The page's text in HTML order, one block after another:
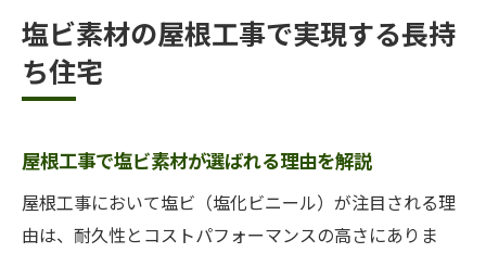
屋根工事における塩ビ選びの重要ポイント
屋根工事で塩ビを選ぶ際のチェックリスト
塩ビ屋根工事に欠かせない施工準備とは
塩ビ屋根工事の専門業者選定の着眼点
屋根工事の現場で重視すべき塩ビの性能
耐久性重視なら塩ビ屋根工事を検討しよう
塩ビ素材の屋根工事で実現する長持
ち住宅
屋根工事で塩ビ素材が選ばれる理由を解説
屋根工事において塩ビ（塩化ビニール）が注目される理
由は、耐久性とコストパフォーマンスの高さにありま